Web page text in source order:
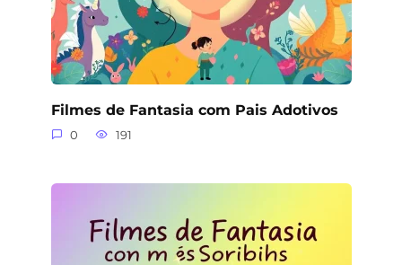
Filmes de Fantasia com Pais Adotivos
0 191